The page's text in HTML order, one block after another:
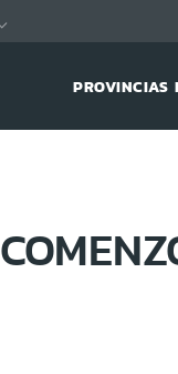
PROVINCIAS